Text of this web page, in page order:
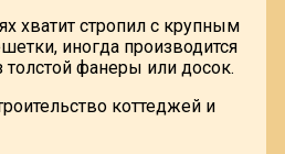
хватит стропил с крупным
иногда производится
фанеры или досок.